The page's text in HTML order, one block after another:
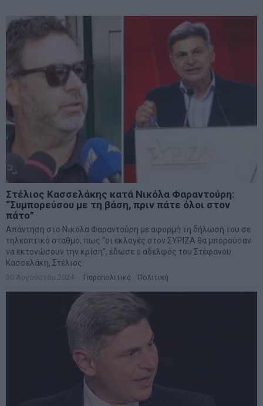
Στέλιος Κασσελάκης κατά Νικόλα Φαραντούρη:
“Συμπορεύσου με τη βάση, πριν πάτε όλοι στον
πάτο”
Απάντηση στο Νικόλα Φαραντούρη με αφορμή τη δήλωσή του σε
τηλεοπτικό σταθμό, πως “οι εκλογές στον ΣΥΡΙΖΑ θα μπορούσαν
να εκτονώσουν την κρίση”, έδωσε ο αδελφός του Στέφανου
Κασσελάκη, Στέλιος.
30 Αυγούστου 2024 Παραπολιτικά Πολιτική